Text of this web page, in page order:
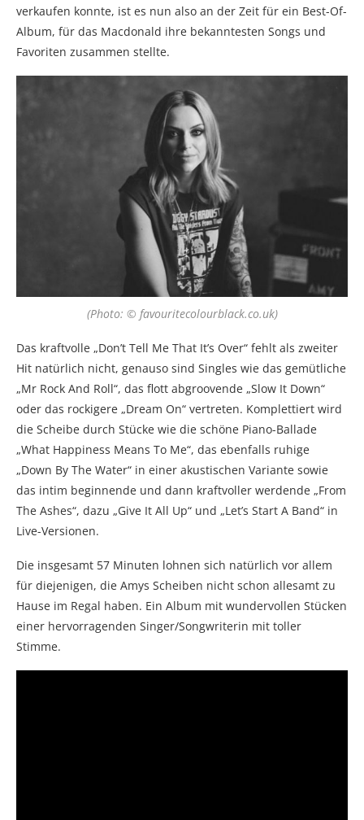
verkaufen konnte, ist es nun also an der Zeit für ein Best-Of-
Album, für das Macdonald ihre bekanntesten Songs und
Favoriten zusammen stellte.
(Photo: © favouritecolourblack.co.uk)
Das kraftvolle „Don’t Tell Me That It’s Over“ fehlt als zweiter
Hit natürlich nicht, genauso sind Singles wie das gemütliche
„Mr Rock And Roll“, das flott abgroovende „Slow It Down“
oder das rockigere „Dream On“ vertreten. Komplettiert wird
die Scheibe durch Stücke wie die schöne Piano-Ballade
„What Happiness Means To Me“, das ebenfalls ruhige
„Down By The Water“ in einer akustischen Variante sowie
das intim beginnende und dann kraftvoller werdende „From
The Ashes“, dazu „Give It All Up“ und „Let’s Start A Band“ in
Live-Versionen.
Die insgesamt 57 Minuten lohnen sich natürlich vor allem
für diejenigen, die Amys Scheiben nicht schon allesamt zu
Hause im Regal haben. Ein Album mit wundervollen Stücken
einer hervorragenden Singer/Songwriterin mit toller
Stimme.